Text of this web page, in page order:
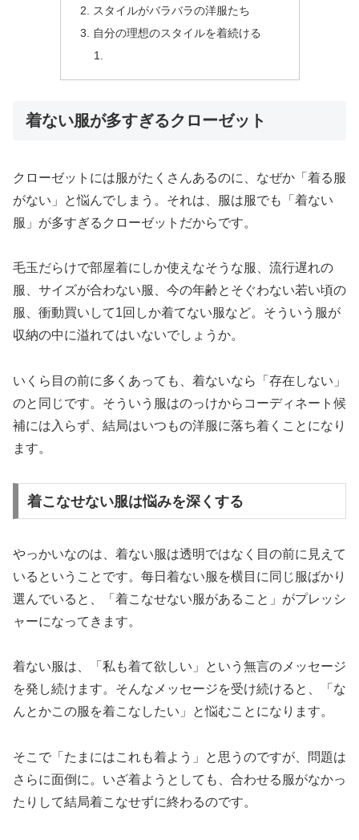
スタイルがバラバラの洋服たち
自分の理想のスタイルを着続ける
着ない服が多すぎるクローゼット
クローゼットには服がたくさんあるのに、なぜか「着る服
がない」と悩んでしまう。それは、服は服でも「着ない
服」が多すぎるクローゼットだからです。
毛玉だらけで部屋着にしか使えなそうな服、流行遅れの
服、サイズが合わない服、今の年齢とそぐわない若い頃の
服、衝動買いして1回しか着てない服など。そういう服が
収納の中に溢れてはいないでしょうか。
いくら目の前に多くあっても、着ないなら「存在しない」
のと同じです。そういう服はのっけからコーディネート候
補には入らず、結局はいつもの洋服に落ち着くことになり
ます。
着こなせない服は悩みを深くする
やっかいなのは、着ない服は透明ではなく目の前に見えて
いるということです。每日着ない服を横目に同じ服ばかり
選んでいると、「着こなせない服があること」がプレッシ
ャーになってきます。
着ない服は、「私も着て欲しい」という無言のメッセージ
を発し続けます。そんなメッセージを受け続けると、「な
んとかこの服を着こなしたい」と悩むことになります。
そこで「たまにはこれも着よう」と思うのですが、問題は
さらに面倒に。いざ着ようとしても、合わせる服がなかっ
たりして結局着こなせずに終わるのです。